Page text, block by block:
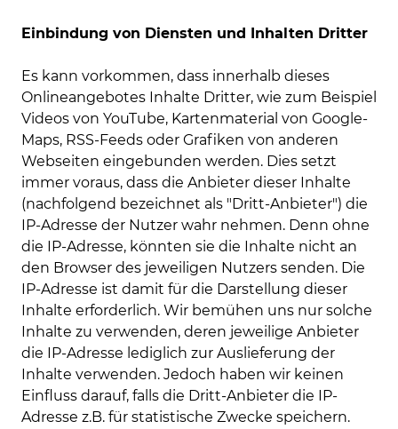
Einbindung von Diensten und Inhalten Dritter
Es kann vorkommen, dass innerhalb dieses
Onlineangebotes Inhalte Dritter, wie zum Beispiel
Videos von YouTube, Kartenmaterial von Google-
Maps, RSS-Feeds oder Grafiken von anderen
Webseiten eingebunden werden. Dies setzt
immer voraus, dass die Anbieter dieser Inhalte
(nachfolgend bezeichnet als "Dritt-Anbieter") die
IP-Adresse der Nutzer wahr nehmen. Denn ohne
die IP-Adresse, könnten sie die Inhalte nicht an
den Browser des jeweiligen Nutzers senden. Die
IP-Adresse ist damit für die Darstellung dieser
Inhalte erforderlich. Wir bemühen uns nur solche
Inhalte zu verwenden, deren jeweilige Anbieter
die IP-Adresse lediglich zur Auslieferung der
Inhalte verwenden. Jedoch haben wir keinen
Einfluss darauf, falls die Dritt-Anbieter die IP-
Adresse z.B. für statistische Zwecke speichern.